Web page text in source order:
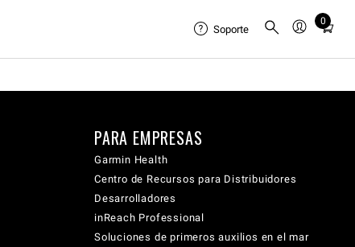
Soporte
0
Total
cart:
PARA EMPRESAS
Garmin Health
Centro de Recursos para Distribuidores
Desarrolladores
inReach Professional
Soluciones de primeros auxilios en el mar